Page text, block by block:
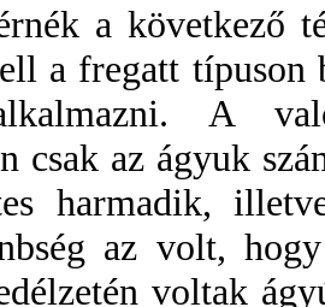
a következő
a fregatt
A
csak az ágyuk
harmadik,
az volt,
voltak